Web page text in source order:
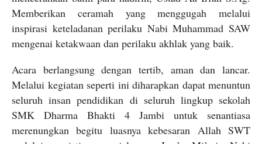
Memberikan ceramah yang menggugah melalui
inspirasi keteladanan perilaku Nabi Muhammad SAW
mengenai ketakwaan dan perilaku akhlak yang baik.
Acara berlangsung dengan tertib, aman dan lancar.
Melalui kegiatan seperti ini diharapkan dapat menuntun
seluruh insan pendidikan di seluruh lingkup sekolah
SMK Dharma Bhakti 4 Jambi untuk senantiasa
merenungkan begitu luasnya kebesaran Allah SWT